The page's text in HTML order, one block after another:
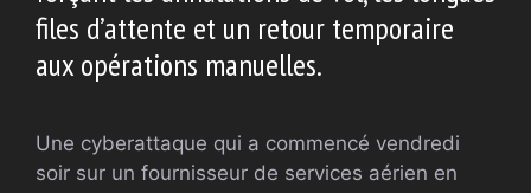
files d’attente et un retour temporaire
aux opérations manuelles.
Une cyberattaque qui a commencé vendredi
soir sur un fournisseur de services aérien en